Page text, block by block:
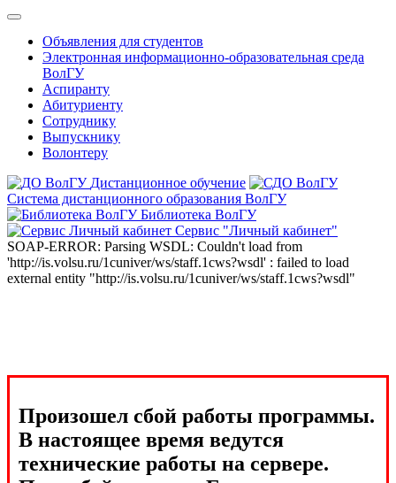
Объявления для студентов
Электронная информационно-образовательная среда
ВолГУ
Аспиранту
Абитуриенту
Сотруднику
Выпускнику
Волонтеру
Дистанционное обучение
Система дистанционного образования ВолГУ
Библиотека ВолГУ
Сервис "Личный кабинет"
SOAP-ERROR: Parsing WSDL: Couldn't load from
'http://is.volsu.ru/1cuniver/ws/staff.1cws?wsdl' : failed to load
external entity "http://is.volsu.ru/1cuniver/ws/staff.1cws?wsdl"
Произошел сбой работы программы.
В настоящее время ведутся
технические работы на сервере.